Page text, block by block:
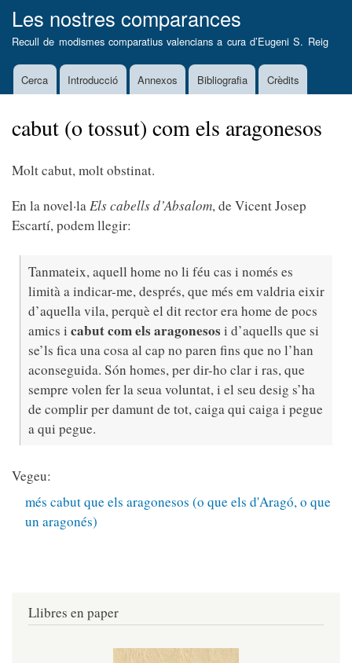
al
contingut
Les nostres comparances
Recull de modismes comparatius valencians a cura d’Eugeni S. Reig
MainCerca Introducció Annexos Bibliografia Crèdits
cabut (o tossut) com els aragonesos
Molt cabut, molt obstinat.
En la novel·laEls cabells d’Absalom, de Vicent Josep
Escartí, podem llegir:
Tanmateix, aquell home no li féu cas i només es
limità a indicar-me, després, que més em valdria eixir
d’aquella vila, perquè el dit rector era home de pocs
amics i cabut com els aragonesosi d’aquells que si
se’ls fica una cosa al cap no paren fins que no l’han
aconseguida. Són homes, per dir-ho clar i ras, que
sempre volen fer la seua voluntat, i el seu desig s’ha
de complir per damunt de tot, caiga qui caiga i pegue
a qui pegue.
Vegeu:
més cabut que els aragonesos (o que els d'Aragó, o que
un aragonés)
Llibres en paper